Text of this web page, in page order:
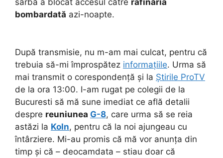
sârbă a blocat accesul către rafinăria
bombardată azi-noapte.
După transmisie, nu m-am mai culcat, pentru că
trebuia să-mi împrospătez informațiile. Urma să
mai transmit o corespondență și la Știrile ProTV
de la ora 13:00. I-am rugat pe colegii de la
Bucuresti să mă sune imediat ce află detalii
despre reuniunea G-8, care urma să se reia
astăzi la Koln, pentru că la noi ajungeau cu
întârziere. Mi-au promis că mă vor anunța din
timp și că – deocamdata – stiau doar că